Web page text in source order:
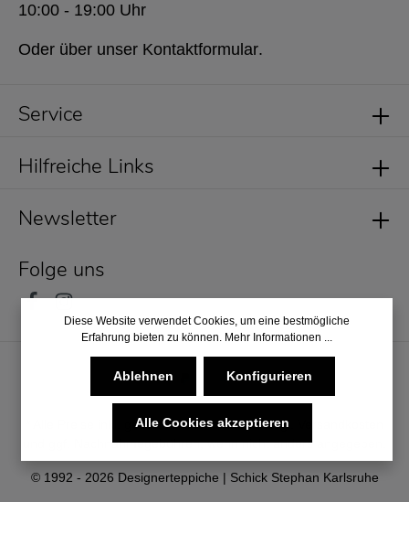
Service
Newsletter
Folge uns
10:00 - 19:00 Uhr
Oder über unser Kontaktformular.
Hilfreiche Links
© 1992 - 2026 Designerteppiche | Schick Stephan Karlsruhe
* Alle Preise inkl. gesetzl. Mehrwertsteuer zzgl.
und ggf. Nachnahmegebühren, wenn nicht anders angegeben.
Diese Website verwendet Cookies, um eine bestmögliche
Erfahrung bieten zu können. Mehr Informationen ...
Ablehnen Konfigurieren
Alle Cookies akzeptieren